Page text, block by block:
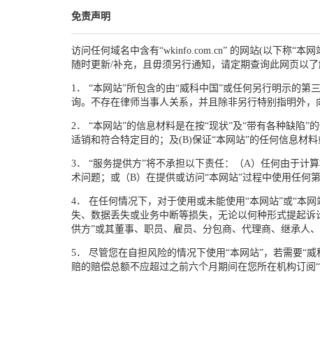
免责声明
访问任何域名中含有“wkinfo.com.cn” 的网站(以下称“本
随时更新/补充，且毋须另行通知，请定期查询此网页以了
1． “本网站”所包含的由“威科中国”或任何另行明示的第
询。不存在律师当事人关系，并且除非另行特别指明外，
2． “本网站”的信息材料是在按“现状”及“带有各种缺陷
适销和符合特定目的；及(B)保证“本网站”的任何信息材
3． “服务提供方”将不承担以下责任：（A）任何由于计
术问题；或（B）在提供或访问“本网站”过程中使用任何
4． 在任何情况下，对于使用或未能使用“本网站”或“本
失、数据丢失或业务中断等损失，无论以何种形式提起
供方”或其董事、职员、雇员、分包商、代理商、继承人
5． 尽管您在自担风险的情况下使用“本网站”，若需要“
赔的赔偿总额不应超过之前六个月期间在您所在机构订阅